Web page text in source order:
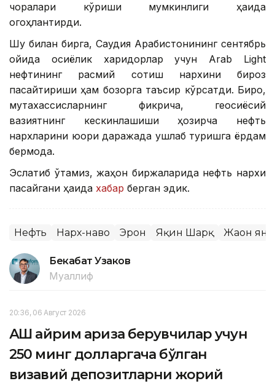
чоралари кўриши мумкинлиги ҳақида
огоҳлантирди.
Шу билан бирга, Саудия Арабистонининг сентябрь
ойида осиёлик харидорлар учун Arab Light
нефтининг расмий сотиш нархини бироз
пасайтириши ҳам бозорга таъсир кўрсатди. Бироқ,
мутахассисларнинг фикрича, геосиёсий
вазиятнинг кескинлашиши ҳозирча нефть
нархларини юқори даражада ушлаб туришга ёрдам
бермоқда.
Эслатиб ўтамиз, жаҳон биржаларида нефть нархи
пасайгани ҳақида хабар берган эдик.
Нефть Нарх-наво Эрон Яқин Шарқ Жаҳон
Бекабат Узаков
Муаллиф
20:36, 06 Август 2026
АҚШ айрим ариза берувчилар учун
250 минг долларгача бўлган
визавий депозитларни жорий